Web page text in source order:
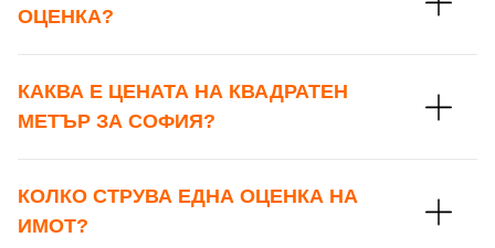
ОЦЕНКА?
КАКВА Е ЦЕНАТА НА КВАДРАТЕН
МЕТЪР ЗА СОФИЯ?
КОЛКО СТРУВА ЕДНА ОЦЕНКА НА
ИМОТ?